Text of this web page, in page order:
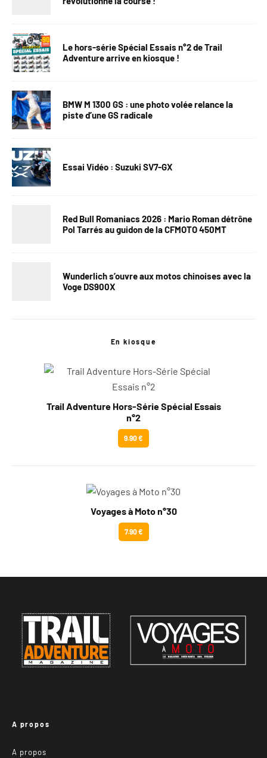
Le hors-série Spécial Essais n°2 de Trail
Adventure arrive en kiosque !
BMW M 1300 GS : une photo volée relance la
piste d’une GS radicale
Essai Vidéo : Suzuki SV7-GX
Red Bull Romaniacs 2026 : Mario Roman détrône
Pol Tarrés au guidon de la CFMOTO 450MT
Wunderlich s’ouvre aux motos chinoises avec la
Voge DS900X
En kiosque
Trail Adventure Hors-Série Spécial Essais
n°2
9.90 €
Voyages à Moto n°30
7.90 €
A propos
A propos